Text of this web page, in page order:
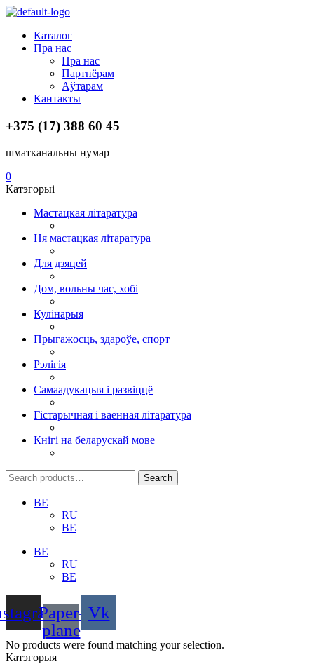
Menu
Каталог
Пра нас
Пра нас
Партнёрам
Аўтарам
Кантакты
+375 (17) 388 60 45
шматканальны нумар
0
Катэгорыі
Мастацкая літаратура
Ня мастацкая літаратура
Для дзяцей
Дом, вольны час, хобі
Кулінарыя
Прыгажосць, здароўе, спорт
Рэлігія
Самаадукацыя і развіццё
Гістарычная і ваенная літаратура
Кнігі на беларускай мове
Search
for:
Search
BE
RU
BE
BE
RU
BE
Paper-
plane
Vk
No products were found matching your selection.
Катэгорыя